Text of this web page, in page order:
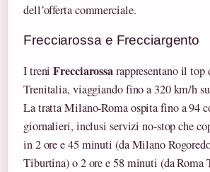
dell’offerta commerciale.
Frecciarossa e Frecciargento
I treniFrecciarossarappresentano il top
Trenitalia, viaggiando fino a 320 km/h
La tratta Milano-Roma ospita fino a 94
giornalieri, inclusi servizi no-stop che
in 2 ore e 45 minuti (da Milano
Tiburtina) o 2 ore e 58 minuti (da